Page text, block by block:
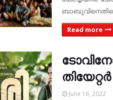
Read more
June 16, 2022